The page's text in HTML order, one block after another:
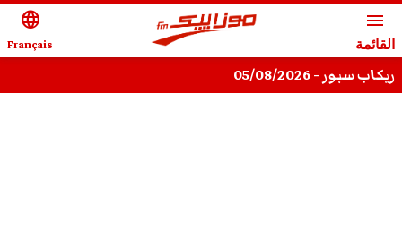
menu
القائمة
language
Français
ريكاب سبور - 05/08/2026